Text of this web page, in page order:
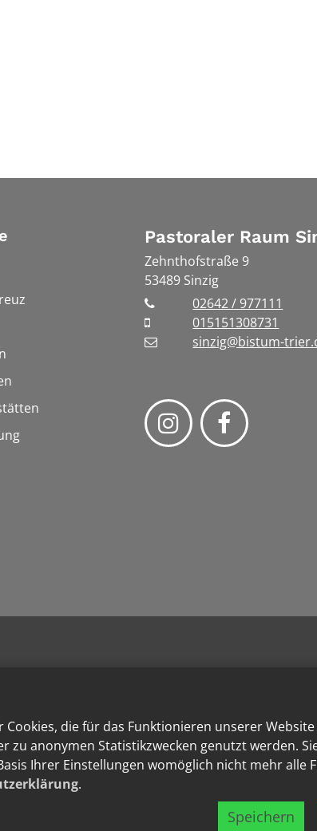
die für das Funktionieren unserer
anonymen Statistikzwecken genutzt werden.
Ihrer Einstellungen womöglich nicht mehr alle
.
Speichern
Pastoraler Raum
Zehnthofstraße 9
53489 Sinzig
02642 / 977111
015151308731
sinzig@bistum-